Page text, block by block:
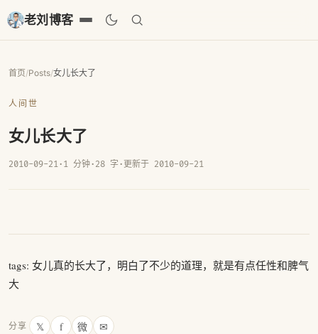
老刘博客
首页/Posts/女儿长大了
人间世
女儿长大了
2010-09-21· 1 分钟· 28 字 · 更新于 2010-09-21
tags: 女儿真的长大了，明白了不少的道理，就是有点任性和脾气
大
分享 𝕏 f 微 ✉